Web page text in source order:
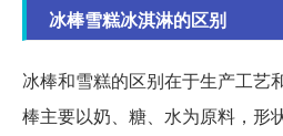
冰棒雪糕冰淇淋的区别
冰棒和雪糕的区别在于生产工艺
棒主要以奶、糖、水为原料，形